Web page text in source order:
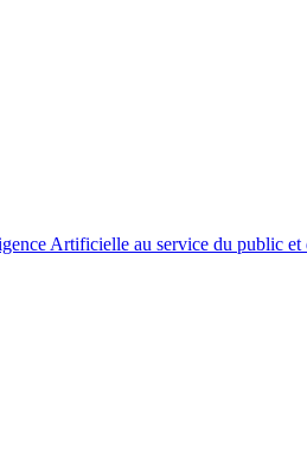
Artificielle au service du public et